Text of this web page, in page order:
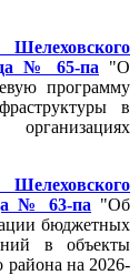
№ 65-па "О
программу
в
№ 63-па "Об
бюджетных
в объекты
района на 2026-